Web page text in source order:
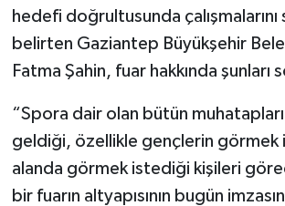
hedefi doğrultusunda
belirten Gaziantep Büyükşehir
Fatma Şahin, fuar hakkında şunları
“Spora dair olan bütün
geldiği, özellikle gençlerin görmek
alanda görmek istediği kişileri
bir fuarın altyapısının bugün